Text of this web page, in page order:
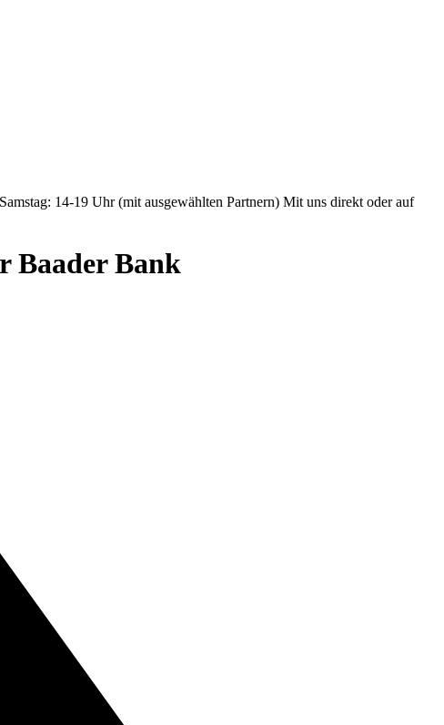
14-19 Uhr (mit ausgewählten Partnern) Mit uns direkt oder auf
Baader Bank